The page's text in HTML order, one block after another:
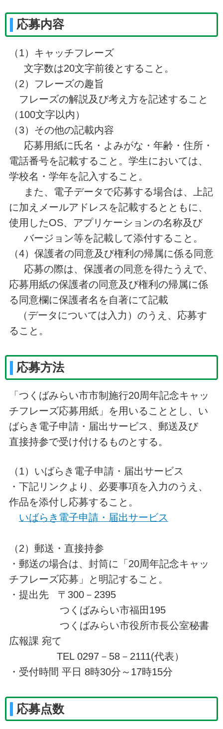
応募内容
（1）キャッチフレーズ
文字数は20文字前後とすること。
（2）フレーズの趣旨
フレーズの解説及び考え方を記述すること
（100文字以内）
（3）その他の記載内容
応募用紙に氏名・よみがな・年齢・住所・
電話番号を記載すること。学生においては、
学校名・学年を記入すること。
また、電子データで応募する場合は、上記
に加えメールアドレスを記載するとともに、
使用したOS、アプリケーションの名称及び
バージョン等を記載して添付すること。
（4）保護者の同意及び権利の帰属に係る同意
応募の際は、保護者の同意を得たうえで、
応募用紙の保護者の同意及び権利の帰属に係
る同意欄に保護者名を自著にて記載
（データについては入力）のうえ、応募す
ること。
応募方法
「つくばみらい市市制施行20周年記念キャッ
チフレーズ応募用紙」を用いることとし、い
ばらき電子申請・届出サービス、郵送及び
直接持参で受け付けるものとする。
（1）いばらき電子申請・届出サービス
・下記リンクより、必要事項を入力のうえ、
作品を添付し応募すること。
いばらき電子申請・届出サービス
（2）郵送・直接持参
・郵送の場合は、封筒に「20周年記念キャッ
チフレーズ応募」と明記すること。
・提出先 〒300－2395
つくばみらい市福田195
つくばみらい市役所市長公室秘書
広報課 宛て
TEL 0297－58－2111(代表）
・受付時間 平日 8時30分～17時15分
応募点数